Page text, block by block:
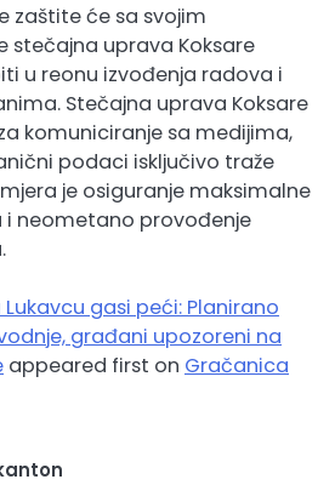
zaštite će sa svojim
stečajna uprava Koksare
u reonu izvođenja radova i
Stečajna uprava Koksare
komuniciranje sa medijima,
podaci isključivo traže
je osiguranje maksimalne
neometano provođenje
Lukavcu gasi peći: Planirano
građani upozoreni na
appeared first on Gračanica